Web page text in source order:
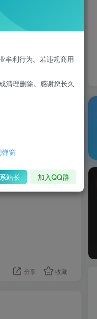
75 0
分享 收藏
牟利行为。若违规商用
清理删除。感谢您长久
弹窗
站长 加入QQ群